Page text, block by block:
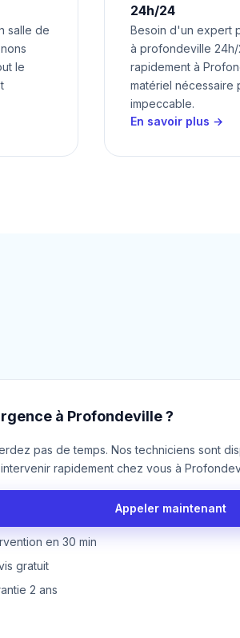
salle de
le
24h/24
Besoin d'un expert
à profondeville
rapidement à
matériel nécessaire
impeccable.
En savoir plus →
à Profondeville ?
pas de temps. Nos techniciens sont
rapidement chez vous à
Appeler maintenant
en 30 min
gratuit
2 ans